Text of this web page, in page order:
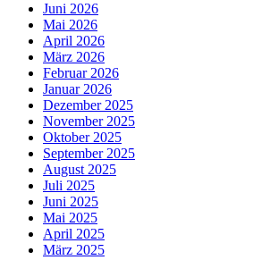
Juni 2026
Mai 2026
April 2026
März 2026
Februar 2026
Januar 2026
Dezember 2025
November 2025
Oktober 2025
September 2025
August 2025
Juli 2025
Juni 2025
Mai 2025
April 2025
März 2025